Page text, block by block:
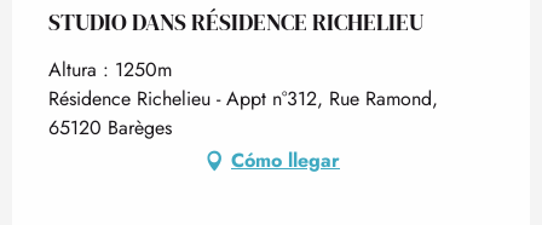
STUDIO DANS RÉSIDENCE RICHELIEU
Altura : 1250m
Résidence Richelieu - Appt n°312, Rue Ramond,
65120 Barèges
Cómo llegar